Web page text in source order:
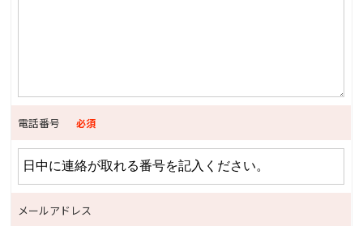
電話番号 必須
メールアドレス